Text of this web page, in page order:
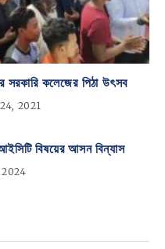
সরকারি কলেজের পিঠা উৎসব
2021
বিষয়ের আসন বিন্যাস